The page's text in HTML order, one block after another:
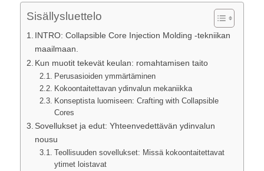
Sisällysluettelo
INTRO: Collapsible Core Injection Molding -tekniikan
maailmaan.
Kun muotit tekevät keulan: romahtamisen taito
Perusasioiden ymmärtäminen
Kokoontaitettavan ydinvalun mekaniikka
Konseptista luomiseen: Crafting with Collapsible
Cores
Sovellukset ja edut: Yhteenvedettävän ydinvalun
nousu
Teollisuuden sovellukset: Missä kokoontaitettavat
ytimet loistavat